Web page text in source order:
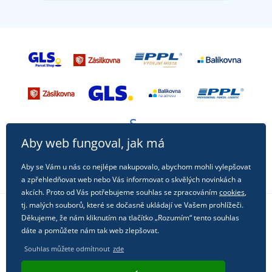
Sledujte nás na sociálních sítích
Aby web fungoval, jak má
Aby se Vám u nás co nejlépe nakupovalo, abychom mohli vylepšovat
a zpřehledňovat web nebo Vás informovat o skvělých novinkách a
akcích. Proto od Vás potřebujeme souhlas se zpracovánímcookies,
tj. malých souborů, které se dočasně ukládají ve Vašem prohlížeči.
Děkujeme, že nám kliknutím na tlačítko „Rozumím“ tento souhlas
dáte a pomůžete nám tak web zlepšovat.
Souhlas můžete odmítnout zde